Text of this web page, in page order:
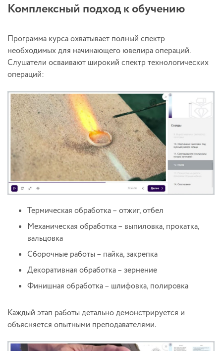
Комплексный подход к обучению
Программа курса охватывает полный спектр
необходимых для начинающего ювелира операций.
Слушатели осваивают широкий спектр технологических
операций:
Термическая обработка – отжиг, отбел
Механическая обработка – выпиловка, прокатка,
вальцовка
Сборочные работы – пайка, закрепка
Декоративная обработка – зернение
Финишная обработка – шлифовка, полировка
Каждый этап работы детально демонстрируется и
объясняется опытными преподавателями.